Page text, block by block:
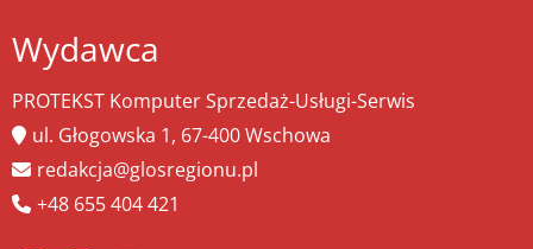
Wydawca
PROTEKST Komputer Sprzedaż-Usługi-Serwis
ul. Głogowska 1, 67-400 Wschowa
redakcja@glosregionu.pl
+48 655 404 421